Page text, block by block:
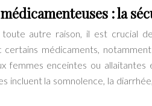
: la
autre raison, il est crucial
médicaments,
femmes enceintes ou
incluent la somnolence, la